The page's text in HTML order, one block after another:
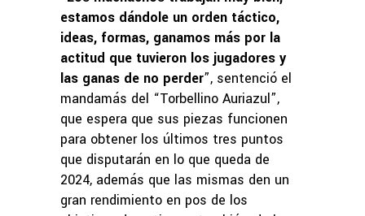
estamos dándole un orden táctico,
ideas, formas, ganamos más por la
actitud que tuvieron los jugadores y
las ganas de no perder”, sentenció el
mandamás del “Torbellino Auriazul”,
que espera que sus piezas funcionen
para obtener los últimos tres puntos
que disputarán en lo que queda de
2024, además que las mismas den un
gran rendimiento en pos de los